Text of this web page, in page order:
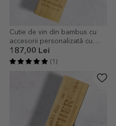
Cutie de vin din bambus cu
accesorii personalizată cu
mesaj - Happy Birthday Gift
187,00 Lei
(1)